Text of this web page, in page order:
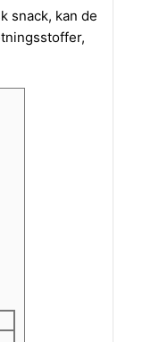
snack, kan de